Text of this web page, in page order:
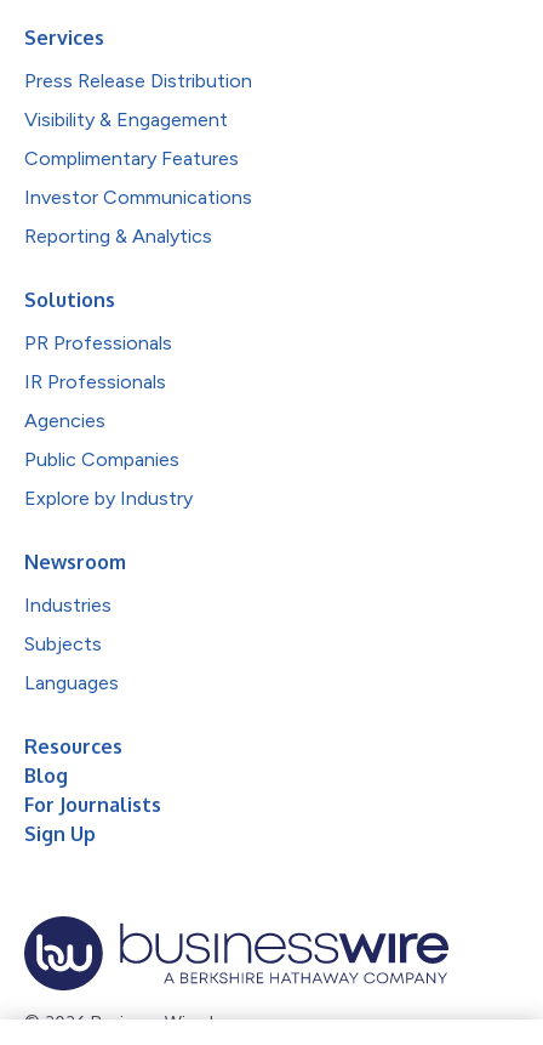
Services
Press Release Distribution
Visibility & Engagement
Complimentary Features
Investor Communications
Reporting & Analytics
Solutions
PR Professionals
IR Professionals
Agencies
Public Companies
Explore by Industry
Newsroom
Industries
Subjects
Languages
Resources
Blog
For Journalists
Sign Up
© 2026 Business Wire, Inc.